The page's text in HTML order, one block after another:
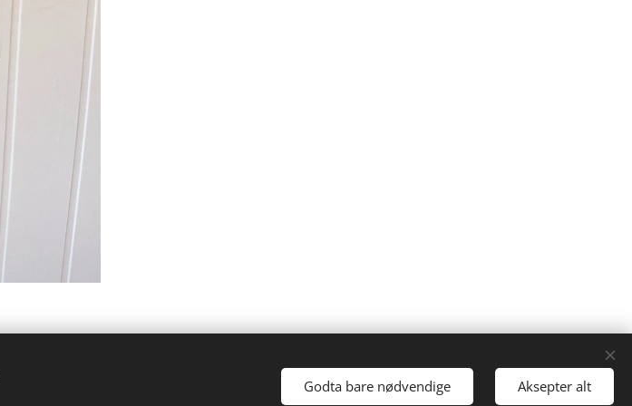
Godta bare nødvendige Aksepter alt